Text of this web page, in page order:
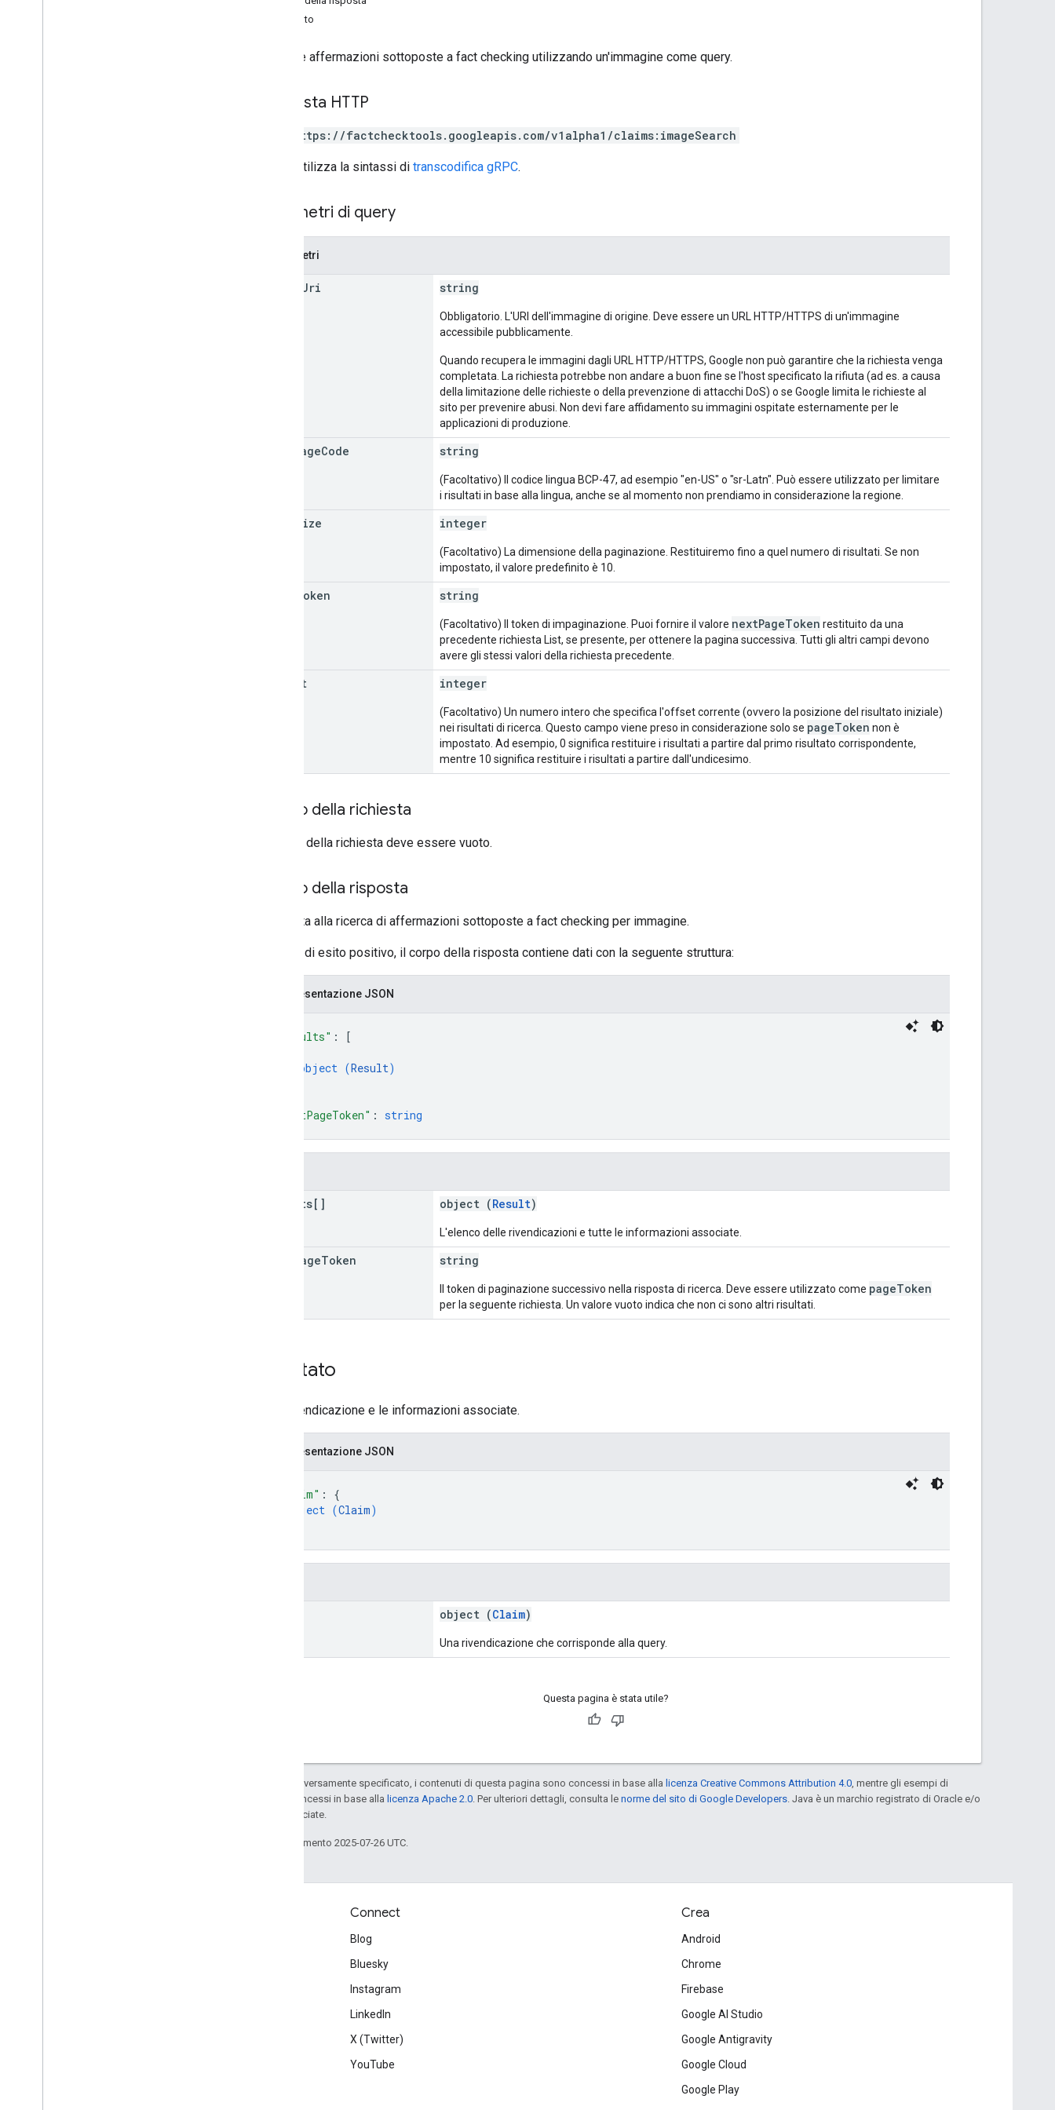
Risultato
Cerca le affermazioni sottoposte a fact checking utilizzando un'immagine come query.
Richiesta HTTP
GET https://factchecktools.googleapis.com/v1alpha1/claims:imageSearch
L'URL utilizza la sintassi di transcodifica gRPC.
Parametri di query
Parametri
Uri string
Obbligatorio. L'URI dell'immagine di origine. Deve essere un URL HTTP/HTTPS di un'immagine
accessibile pubblicamente.
Quando recupera le immagini dagli URL HTTP/HTTPS, Google non può garantire che la richiesta venga
completata. La richiesta potrebbe non andare a buon fine se l'host specificato la rifiuta (ad es. a causa
della limitazione delle richieste o della prevenzione di attacchi DoS) o se Google limita le richieste al
sito per prevenire abusi. Non devi fare affidamento su immagini ospitate esternamente per le
applicazioni di produzione.
languageCode string
(Facoltativo) Il codice lingua BCP-47, ad esempio "en-US" o "sr-Latn". Può essere utilizzato per limitare
i risultati in base alla lingua, anche se al momento non prendiamo in considerazione la regione.
Size integer
(Facoltativo) La dimensione della paginazione. Restituiremo fino a quel numero di risultati. Se non
impostato, il valore predefinito è 10.
Token string
(Facoltativo) Il token di impaginazione. Puoi fornire il valore nextPageToken restituito da una
precedente richiesta List, se presente, per ottenere la pagina successiva. Tutti gli altri campi devono
avere gli stessi valori della richiesta precedente.
offset integer
(Facoltativo) Un numero intero che specifica l'offset corrente (ovvero la posizione del risultato iniziale)
nei risultati di ricerca. Questo campo viene preso in considerazione solo se pageToken non è
impostato. Ad esempio, 0 significa restituire i risultati a partire dal primo risultato corrispondente,
mentre 10 significa restituire i risultati a partire dall'undicesimo.
Corpo della richiesta
Il corpo della richiesta deve essere vuoto.
Corpo della risposta
Risposta alla ricerca di affermazioni sottoposte a fact checking per immagine.
In caso di esito positivo, il corpo della risposta contiene dati con la seguente struttura:
Rappresentazione JSON
"results" :
[
object (Result)
"nextPageToken" : string
results[] object (Result)
L'elenco delle rivendicazioni e tutte le informazioni associate.
PageToken string
Il token di paginazione successivo nella risposta di ricerca. Deve essere utilizzato come pageToken
per la seguente richiesta. Un valore vuoto indica che non ci sono altri risultati.
Risultato
Una rivendicazione e le informazioni associate.
Rappresentazione JSON
"claim" : {
object (Claim)
object (Claim)
Una rivendicazione che corrisponde alla query.
Questa pagina è stata utile?
Salvo quando diversamente specificato, i contenuti di questa pagina sono concessi in base alla licenza Creative Commons Attribution 4.0 , mentre gli esempi di
codice sono concessi in base alla licenza Apache 2.0 . Per ulteriori dettagli, consulta le norme del sito di Google Developers . Java è un marchio registrato di Oracle e/o
delle sue consociate.
Ultimo aggiornamento 2025-07-26 UTC.
Connect
Blog
Bluesky
Instagram
LinkedIn
X (Twitter)
YouTube
Crea
Android
Chrome
Firebase
Google AI Studio
Google Antigravity
Google Cloud
Google Play